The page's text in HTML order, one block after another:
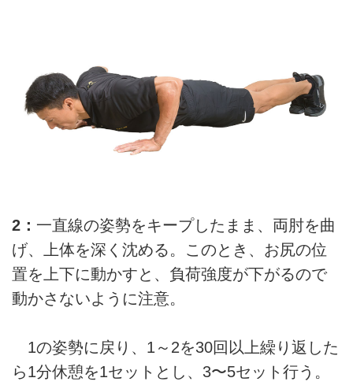
2： 一直線の姿勢をキープしたまま、両肘を曲
げ、上体を深く沈める。このとき、お尻の位
置を上下に動かすと、負荷強度が下がるので
動かさないように注意。
1の姿勢に戻り、1～2を30回以上繰り返した
ら1分休憩を1セットとし、3〜5セット行う。